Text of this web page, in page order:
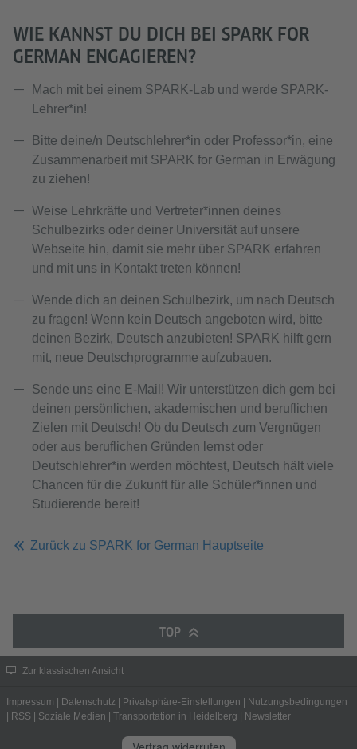
WIE KANNST DU DICH BEI SPARK FOR
GERMAN ENGAGIEREN?
Mach mit bei einem SPARK-Lab und werde SPARK-
Lehrer*in!
Bitte deine/n Deutschlehrer*in oder Professor*in, eine
Zusammenarbeit mit SPARK for German in Erwägung
zu ziehen!
Weise Lehrkräfte und Vertreter*innen deines
Schulbezirks oder deiner Universität auf unsere
Webseite hin, damit sie mehr über SPARK erfahren
und mit uns in Kontakt treten können!
Wende dich an deinen Schulbezirk, um nach Deutsch
zu fragen! Wenn kein Deutsch angeboten wird, bitte
deinen Bezirk, Deutsch anzubieten! SPARK hilft gern
mit, neue Deutschprogramme aufzubauen.
Sende uns eine E-Mail! Wir unterstützen dich gern bei
deinen persönlichen, akademischen und beruflichen
Zielen mit Deutsch! Ob du Deutsch zum Vergnügen
oder aus beruflichen Gründen lernst oder
Deutschlehrer*in werden möchtest, Deutsch hält viele
Chancen für die Zukunft für alle Schüler*innen und
Studierende bereit!
Zurück zu SPARK for German Hauptseite
TOP
Zur klassischen Ansicht
Impressum Datenschutz Privatsphäre-Einstellungen
Nutzungsbedingungen
RSS Soziale Medien Transportation in Heidelberg Newsletter